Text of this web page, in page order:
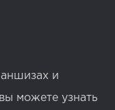
и
можете узнать